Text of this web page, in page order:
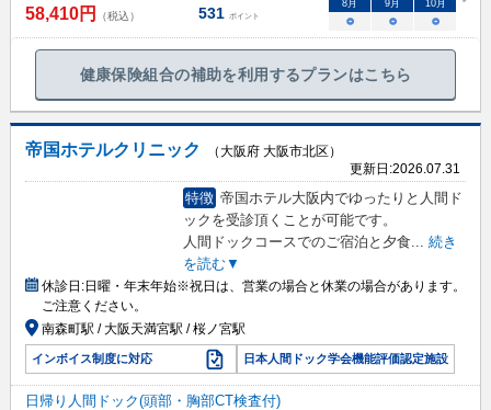
58,410円 （税込） 531 ポイント
8月 9月 10月
○ ○ ○
健康保険組合の補助を利用するプランはこちら
帝国ホテルクリニック
（大阪府 大阪市北区）
更新日:2026.07.31
特徴 帝国ホテル大阪内でゆったりと人間ド
ックを受診頂くことが可能です。
人間ドックコースでのご宿泊と夕食
続き
を読む▼
休診日:日曜・年末年始※祝日は、営業の場合と休業の場合があります。
ご注意ください。
南森町駅 / 大阪天満宮駅 / 桜ノ宮駅
インボイス制度に対応 日本人間ドック学会機能評価認定施設
日帰り人間ドック(頭部・胸部CT検査付)